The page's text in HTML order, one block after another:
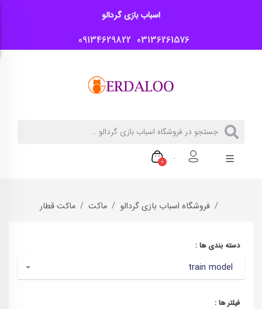
اسباب بازی گردالو
03136261576
09134629822
0
فروشگاه اسباب بازی گردالو ماکت ماکت قطار
دسته بندی ها :
train model
فیلتر ها :